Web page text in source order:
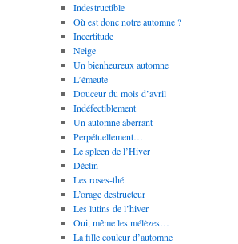
Indestructible
Où est donc notre automne ?
Incertitude
Neige
Un bienheureux automne
L’émeute
Douceur du mois d’avril
Indéfectiblement
Un automne aberrant
Perpétuellement…
Le spleen de l’Hiver
Déclin
Les roses-thé
L’orage destructeur
Les lutins de l’hiver
Oui, même les mélèzes…
La fille couleur d’automne